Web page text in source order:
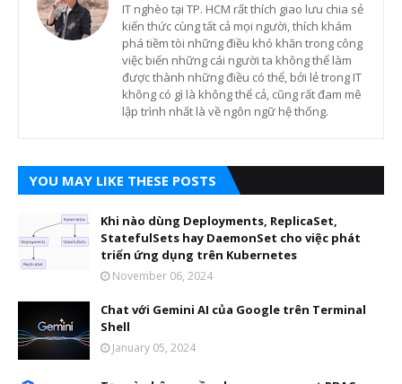
IT nghèo tại TP. HCM rất thích giao lưu chia sẻ
kiến thức cùng tất cả mọi người, thích khám
phá tiềm tòi những điều khó khăn trong công
việc biến những cái người ta không thể làm
được thành những điều có thể, bởi lẻ trong IT
không có gì là không thể cả, cũng rất đam mê
lập trình nhất là về ngôn ngữ hệ thống.
YOU MAY LIKE THESE POSTS
Khi nào dùng Deployments, ReplicaSet,
StatefulSets hay DaemonSet cho việc phát
triển ứng dụng trên Kubernetes
November 06, 2024
Chat với Gemini AI của Google trên Terminal
Shell
January 05, 2024